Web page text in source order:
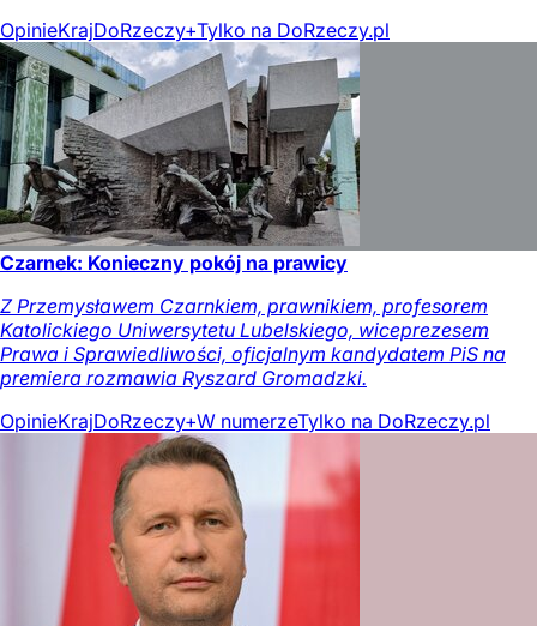
OpinieKrajDoRzeczy+Tylko na DoRzeczy.pl
Czarnek: Konieczny pokój na prawicy
Z Przemysławem Czarnkiem, prawnikiem, profesorem
Katolickiego Uniwersytetu Lubelskiego, wiceprezesem
Prawa i Sprawiedliwości, oficjalnym kandydatem PiS na
premiera rozmawia Ryszard Gromadzki.
OpinieKrajDoRzeczy+W numerzeTylko na DoRzeczy.pl